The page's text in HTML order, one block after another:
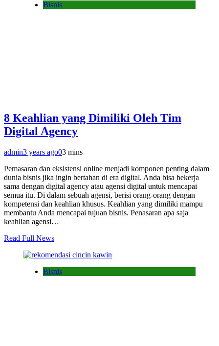
Bisnis
8 Keahlian yang Dimiliki Oleh Tim
Digital Agency
admin3 years ago03 mins
Pemasaran dan eksistensi online menjadi komponen penting dalam
dunia bisnis jika ingin bertahan di era digital. Anda bisa bekerja
sama dengan digital agency atau agensi digital untuk mencapai
semua itu. Di dalam sebuah agensi, berisi orang-orang dengan
kompetensi dan keahlian khusus. Keahlian yang dimiliki mampu
membantu Anda mencapai tujuan bisnis. Penasaran apa saja
keahlian agensi…
Read Full News
Bisnis